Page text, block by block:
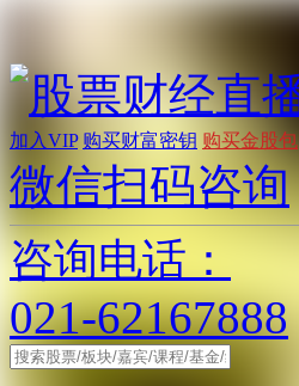
加入VIP 购买财富密钥 购买金股包
微信扫码咨询
咨询电话：
021-62167888